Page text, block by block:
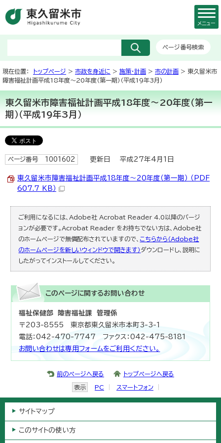
ページ番号検索
メニュー
現在位置： トップページ > 市政を身近に > 施策・計画 > 市の計画 > 東久留米市
障害福祉計画平成18年度～20年度（第一期）（平成19年3月）
東久留米市障害福祉計画平成18年度～20年度（第一
期）（平成19年3月）
ページ番号 1001602 更新日 平成27年4月1日
東久留米市障害福祉計画平成18年度～20年度（第一期） （PDF
607.7 KB）
ご利用になるには、Adobe社 Acrobat Reader 4.0以降のバージ
ョンが必要です。Acrobat Reader をお持ちでない方は、Adobe社
のホームページで無償配布されていますので、 こちらから（Adobe社
のホームページを新しいウィンドウで開きます）ダウンロードし、説明に
したがってインストールしてください。
このページに関するお問い合わせ
福祉保健部 障害福祉課 管理係
〒203-8555 東京都東久留米市本町3-3-1
電話：042-470-7747 ファクス：042-475-8181
お問い合わせは専用フォームをご利用ください。
前のページへ戻る トップページへ戻る
表示 PC スマートフォン
サイトマップ
このサイトの使い方